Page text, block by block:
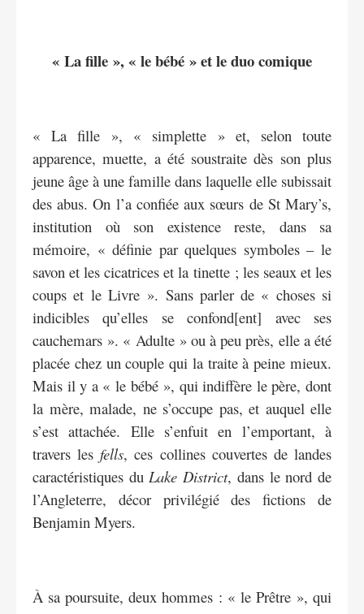
« La fille », « le bébé » et le duo comique
« La fille », « simplette » et, selon toute
apparence, muette, a été soustraite dès son plus
jeune âge à une famille dans laquelle elle subissait
des abus. On l’a confiée aux sœurs de St Mary’s,
institution où son existence reste, dans sa
mémoire, « définie par quelques symboles – le
savon et les cicatrices et la tinette ; les seaux et les
coups et le Livre ». Sans parler de « choses si
indicibles qu’elles se confond[ent] avec ses
cauchemars ». « Adulte » ou à peu près, elle a été
placée chez un couple qui la traite à peine mieux.
Mais il y a « le bébé », qui indiffère le père, dont
la mère, malade, ne s’occupe pas, et auquel elle
s’est attachée. Elle s’enfuit en l’emportant, à
travers lesfells, ces collines couvertes de landes
caractéristiques du Lake District, dans le nord de
l’Angleterre, décor privilégié des fictions de
Benjamin Myers.
À sa poursuite, deux hommes : « le Prêtre », qui